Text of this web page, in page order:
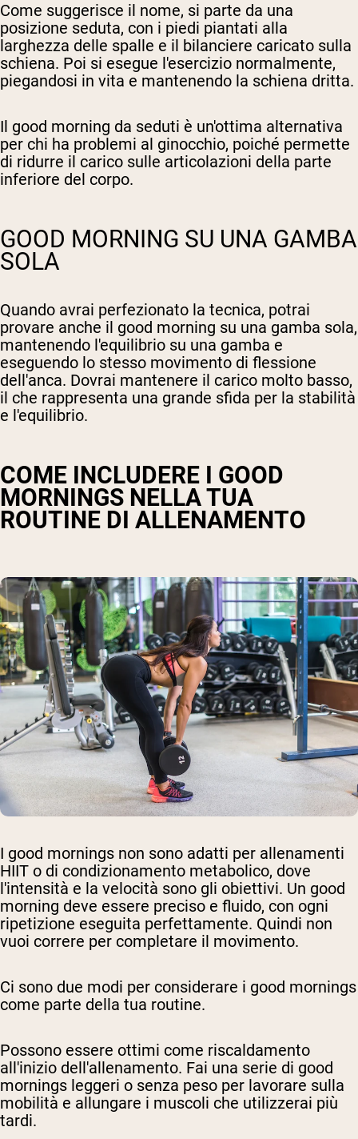
Come suggerisce il nome, si parte da una
posizione seduta, con i piedi piantati alla
larghezza delle spalle e il bilanciere caricato sulla
schiena. Poi si esegue l'esercizio normalmente,
piegandosi in vita e mantenendo la schiena dritta.
Il good morning da seduti è un'ottima alternativa
per chi ha problemi al ginocchio, poiché permette
di ridurre il carico sulle articolazioni della parte
inferiore del corpo.
GOOD MORNING SU UNA GAMBA
SOLA
Quando avrai perfezionato la tecnica, potrai
provare anche il good morning su una gamba sola,
mantenendo l'equilibrio su una gamba e
eseguendo lo stesso movimento di flessione
dell'anca. Dovrai mantenere il carico molto basso,
il che rappresenta una grande sfida per la stabilità
e l'equilibrio.
COME INCLUDERE I GOOD
MORNINGS NELLA TUA
ROUTINE DI ALLENAMENTO
I good mornings non sono adatti per allenamenti
HIIT o di condizionamento metabolico, dove
l'intensità e la velocità sono gli obiettivi. Un good
morning deve essere preciso e fluido, con ogni
ripetizione eseguita perfettamente. Quindi non
vuoi correre per completare il movimento.
Ci sono due modi per considerare i good mornings
come parte della tua routine.
Possono essere ottimi come riscaldamento
all'inizio dell'allenamento. Fai una serie di good
mornings leggeri o senza peso per lavorare sulla
mobilità e allungare i muscoli che utilizzerai più
tardi.